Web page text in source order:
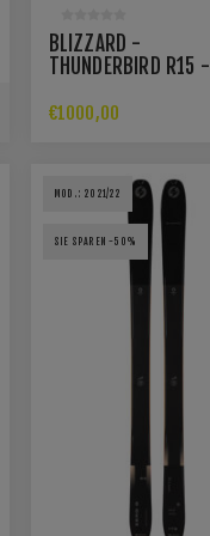
BLIZZARD -
THUNDERBIRD R15 -
BINDUNG
€1000,00
MOD.: 2021/22
SIE SPAREN -50%